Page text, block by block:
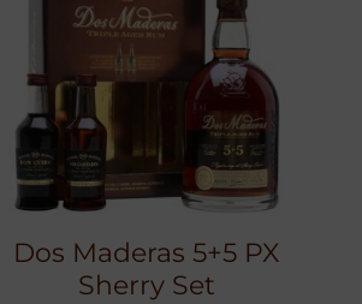
Dos Maderas 5+5 PX
Sherry Set